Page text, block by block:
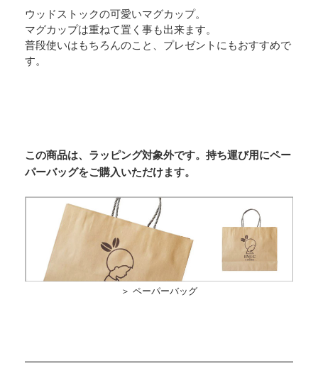
ウッドストックの可愛いマグカップ。
マグカップは重ねて置く事も出来ます。
普段使いはもちろんのこと、プレゼントにもおすすめで
す。
この商品は、ラッピング対象外です。持ち運び用にペー
パーバッグをご購入いただけます。
＞ ペーパーバッグ